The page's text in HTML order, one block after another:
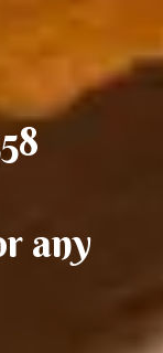
any